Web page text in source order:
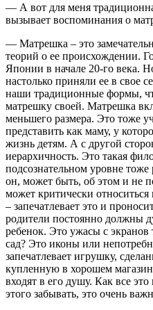
— А вот для меня
вызывает воспоминания о
— Матрешка – это
теорий о ее происхождении.
Японии в начале 20-го века.
настолько приняли ее в свое
наши традиционные формы,
матрешку своей. Матрешка
меньшего размера. Это тоже
представить как маму, у
жизнь детям. А с другой
иерархичность. Это такая
подсознательном уровне
он, может быть, об этом и не
может критически
– запечатлевает это и
родители постоянно должны
ребенок. Это ужасы с экранов
сад? Это иконы или
запечатлевает игрушку,
купленную в хорошем
входят в его душу. Как все
этого забывать, это очень